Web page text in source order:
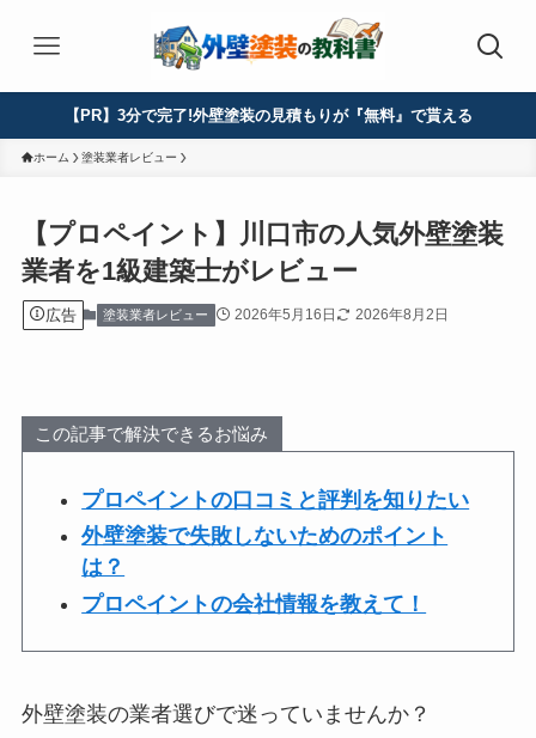
【PR】3分で完了!外壁塗装の見積もりが『無料』で貰える
ホーム 塗装業者レビュー
【プロペイント】川口市の人気外壁塗装
業者を1級建築士がレビュー
広告 塗装業者レビュー 2026年5月16日 2026年8月2日
この記事で解決できるお悩み
プロペイントの口コミと評判を知りたい
外壁塗装で失敗しないためのポイント
は？
プロペイントの会社情報を教えて！
外壁塗装の業者選びで迷っていませんか？